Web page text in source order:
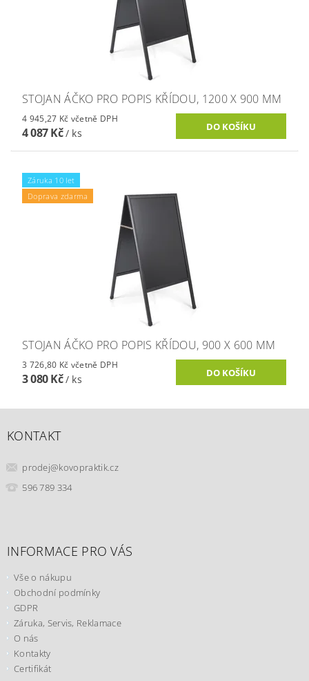
STOJAN ÁČKO PRO POPIS KŘÍDOU, 1200 X 900 MM
4 945,27 Kč včetně DPH
4 087 Kč/ ks
Záruka 10 let
Doprava zdarma
STOJAN ÁČKO PRO POPIS KŘÍDOU, 900 X 600 MM
3 726,80 Kč včetně DPH
3 080 Kč/ ks
KONTAKT
prodej@kovopraktik.cz
596 789 334
INFORMACE PRO VÁS
Vše o nákupu
Obchodní podmínky
GDPR
Záruka, Servis, Reklamace
O nás
Kontakty
Certifikát